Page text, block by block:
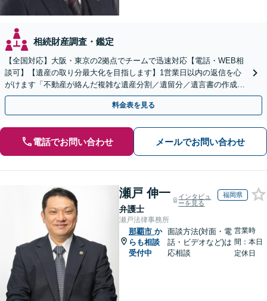
相続財産調査・鑑定
【全国対応】大阪・東京の2拠点でチームで迅速対応【電話・WEB相
談可】【遺産の取り分最大化を目指します】1営業日以内の返信を心
がけます「不動産が絡んだ複雑な遺産分割／遺留分／遺言書の作成・
執行／事業承継など、お任せください」【休日相談あり】
料金表を見る
電話でお問い合わせ メールでお問い合わせ
瀬戸 伸一
弁護士
インタビュ
ーを見る
福岡県
瀬戸法律事務所
那覇市 か
らも相談
受付中
面談方法(対面・電
話・ビデオなど)は
応相談
営業時
間：本日
定休日